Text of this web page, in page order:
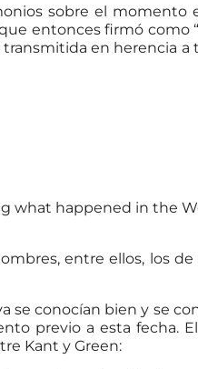
sobre el momento
entonces firmó como
en herencia
what happened in the
entre ellos, los
se conocían bien y se
previo a esta fecha.
Kant y Green: